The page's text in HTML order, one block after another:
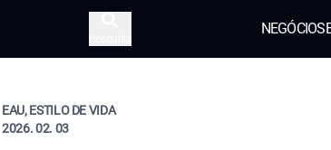
NEGÓCIOS
EAU, ESTILO DE VIDA
2026. 02. 03